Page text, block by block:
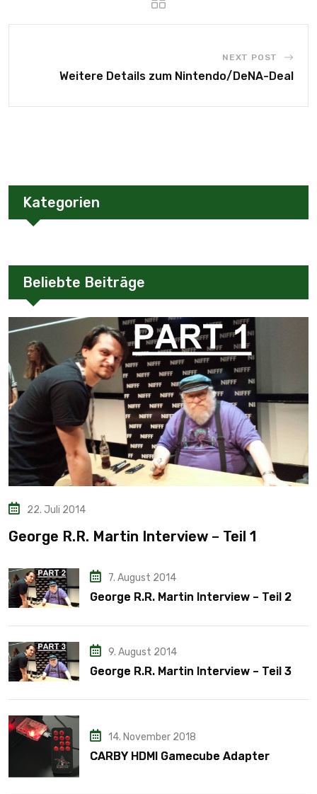
NEXT POST
Weitere Details zum Nintendo/DeNA-Deal
Kategorien
Beliebte Beiträge
22. Juli 2014
George R.R. Martin Interview – Teil 1
7. August 2014
George R.R. Martin Interview – Teil 2
9. August 2014
George R.R. Martin Interview – Teil 3
14. November 2018
CARBY HDMI Gamecube Adapter